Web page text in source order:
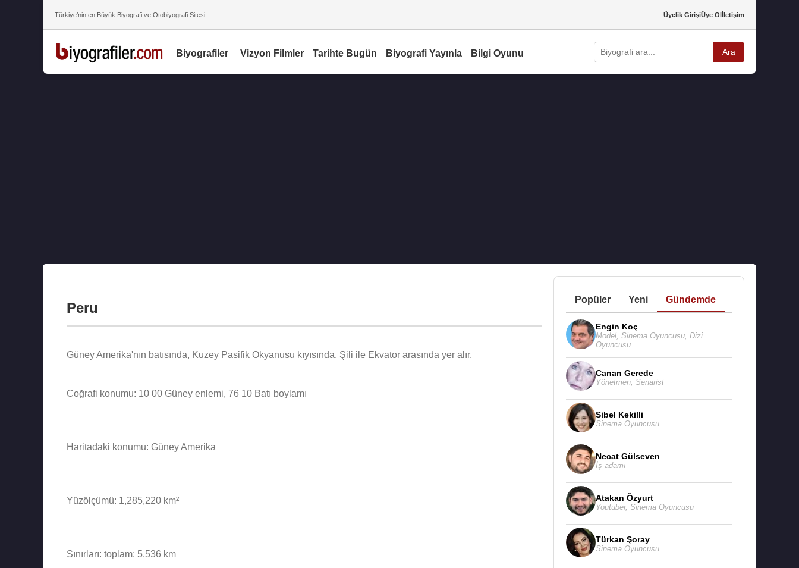
Türkiye’nin en Büyük Biyografi ve Otobiyografi Sitesi Üyelik GirişiÜye Olİletişim
Biyografiler Vizyon Filmler Tarihte Bugün Biyografi Yayınla Bilgi Oyunu Ara
Peru
Güney Amerika'nın batısında, Kuzey Pasifik Okyanusu kıyısında, Şili ile Ekvator arasında yer alır.
Coğrafi konumu: 10 00 Güney enlemi, 76 10 Batı boylamı
Haritadaki konumu: Güney Amerika
Yüzölçümü: 1,285,220 km²
Sınırları: toplam: 5,536 km
Popüler Yeni Gündemde
Engin Koç
Model, Sinema Oyuncusu, Dizi
Oyuncusu
Canan Gerede
Yönetmen, Senarist
Sibel Kekilli
Sinema Oyuncusu
Necat Gülseven
İş adamı
Atakan Özyurt
Youtuber, Sinema Oyuncusu
Türkan Şoray
Sinema Oyuncusu